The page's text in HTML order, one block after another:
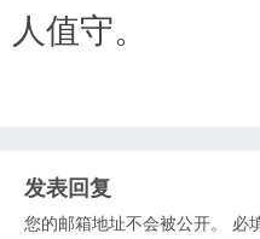
人值守。
发表回复
您的邮箱地址不会被公开。 必